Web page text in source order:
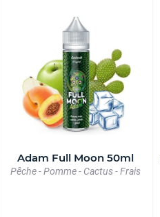
Adam Full Moon 50ml
Pêche - Pomme - Cactus - Frais